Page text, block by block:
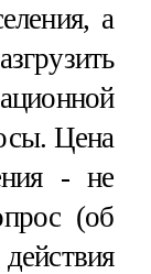
а
Цена
- не
(об